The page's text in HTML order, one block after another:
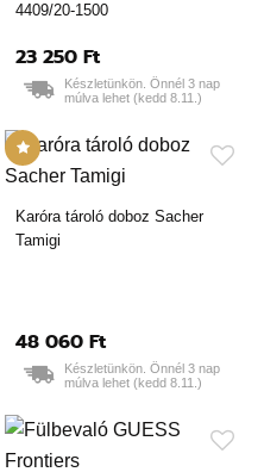
4409/20-1500
23 250 Ft
Készletünkön. Önnél 3 nap
múlva lehet (kedd 8.11.)
Karóra tároló doboz Sacher
Tamigi
48 060 Ft
Készletünkön. Önnél 3 nap
múlva lehet (kedd 8.11.)